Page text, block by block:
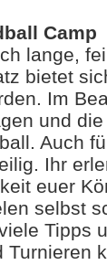
Camp
lange,
bietet
Im
und
Auch
Ihr
euer
selbst
Tipps
Turnieren